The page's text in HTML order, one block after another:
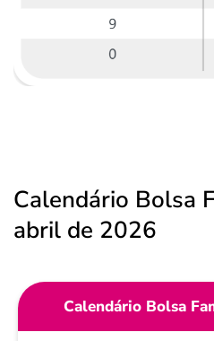
Calendário Bolsa
abril de 2026
Calendário Bolsa